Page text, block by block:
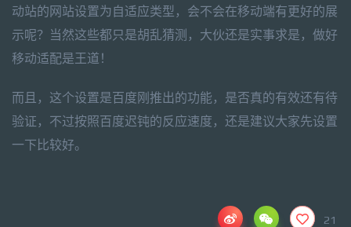
动站的网站设置为自适应类型，会不会在移动端有更好的展
示呢？当然这些都只是胡乱猜测，大伙还是实事求是，做好
移动适配是王道！
而且，这个设置是百度刚推出的功能，是否真的有效还有待
验证，不过按照百度迟钝的反应速度，还是建议大家先设置
一下比较好。
21